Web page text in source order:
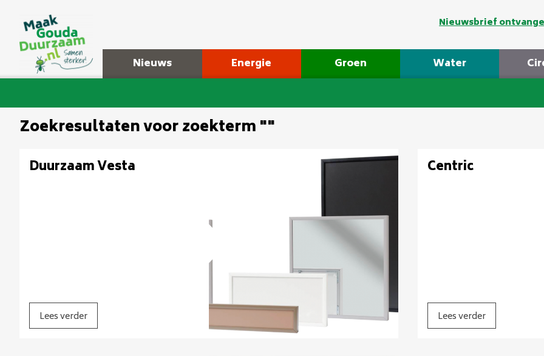
Nieuwsbrief
Nieuws Energie Groen Water
Zoekresultaten voor zoekterm ""
Duurzaam Vesta
Lees verder
Centric
Lees verder